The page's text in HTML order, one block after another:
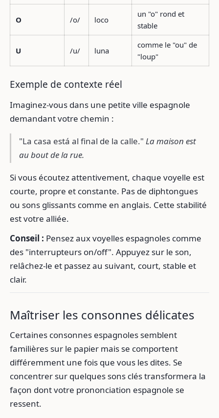
O /o/ loco
un "o" rond et
stable
U /u/ luna
comme le "ou" de
"loup"
Exemple de contexte réel
Imaginez-vous dans une petite ville espagnole
demandant votre chemin :
"La casa está al final de la calle." La maison est
au bout de la rue.
Si vous écoutez attentivement, chaque voyelle est
courte, propre et constante. Pas de diphtongues
ou sons glissants comme en anglais. Cette stabilité
est votre alliée.
Conseil : Pensez aux voyelles espagnoles comme
des "interrupteurs on/off". Appuyez sur le son,
relâchez-le et passez au suivant, court, stable et
clair.
Maîtriser les consonnes délicates
Certaines consonnes espagnoles semblent
familières sur le papier mais se comportent
différemment une fois que vous les dites. Se
concentrer sur quelques sons clés transformera la
façon dont votre prononciation espagnole se
ressent.